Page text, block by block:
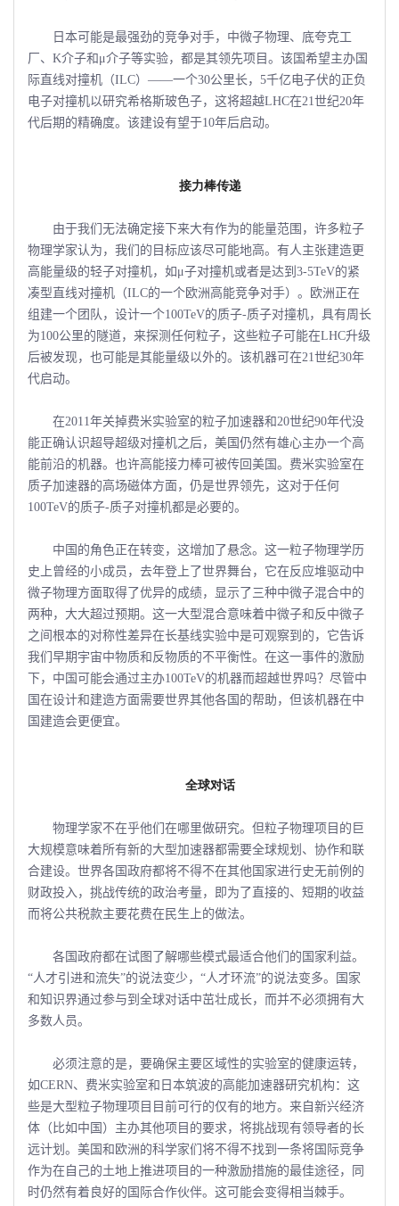
日本可能是最强劲的竞争对手，中微子物理、底夸克工
厂、K介子和μ介子等实验，都是其领先项目。该国希望主办国
际直线对撞机（ILC）――一个30公里长，5千亿电子伏的正负
电子对撞机以研究希格斯玻色子，这将超越LHC在21世纪20年
代后期的精确度。该建设有望于10年后启动。
接力棒传递
由于我们无法确定接下来大有作为的能量范围，许多粒子
物理学家认为，我们的目标应该尽可能地高。有人主张建造更
高能量级的轻子对撞机，如μ子对撞机或者是达到3-5TeV的紧
凑型直线对撞机（ILC的一个欧洲高能竞争对手）。欧洲正在
组建一个团队，设计一个100TeV的质子-质子对撞机，具有周长
为100公里的隧道，来探测任何粒子，这些粒子可能在LHC升级
后被发现，也可能是其能量级以外的。该机器可在21世纪30年
代启动。
在2011年关掉费米实验室的粒子加速器和20世纪90年代没
能正确认识超导超级对撞机之后，美国仍然有雄心主办一个高
能前沿的机器。也许高能接力棒可被传回美国。费米实验室在
质子加速器的高场磁体方面，仍是世界领先，这对于任何
100TeV的质子-质子对撞机都是必要的。
中国的角色正在转变，这增加了悬念。这一粒子物理学历
史上曾经的小成员，去年登上了世界舞台，它在反应堆驱动中
微子物理方面取得了优异的成绩，显示了三种中微子混合中的
两种，大大超过预期。这一大型混合意味着中微子和反中微子
之间根本的对称性差异在长基线实验中是可观察到的，它告诉
我们早期宇宙中物质和反物质的不平衡性。在这一事件的激励
下，中国可能会通过主办100TeV的机器而超越世界吗？尽管中
国在设计和建造方面需要世界其他各国的帮助，但该机器在中
国建造会更便宜。
全球对话
物理学家不在乎他们在哪里做研究。但粒子物理项目的巨
大规模意味着所有新的大型加速器都需要全球规划、协作和联
合建设。世界各国政府都将不得不在其他国家进行史无前例的
财政投入，挑战传统的政治考量，即为了直接的、短期的收益
而将公共税款主要花费在民生上的做法。
各国政府都在试图了解哪些模式最适合他们的国家利益。
“人才引进和流失”的说法变少，“人才环流”的说法变多。国家
和知识界通过参与到全球对话中茁壮成长，而并不必须拥有大
多数人员。
必须注意的是，要确保主要区域性的实验室的健康运转，
如CERN、费米实验室和日本筑波的高能加速器研究机构：这
些是大型粒子物理项目目前可行的仅有的地方。来自新兴经济
体（比如中国）主办其他项目的要求，将挑战现有领导者的长
远计划。美国和欧洲的科学家们将不得不找到一条将国际竞争
作为在自己的土地上推进项目的一种激励措施的最佳途径，同
时仍然有着良好的国际合作伙伴。这可能会变得相当棘手。